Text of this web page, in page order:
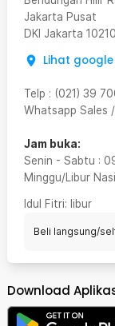
Jakarta Pusat
DKI Jakarta 10210
Lihat
Telp : (021) 39
Whatsapp Sales
Jam buka:
Senin - Sabtu :
Minggu/Libur
Idul Fitri: libur
Beli langsung/
Download